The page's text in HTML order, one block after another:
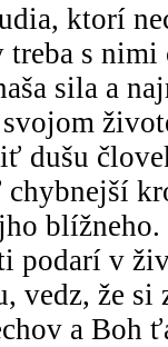
ktorí
s
sila a
dušu
podarí v
vedz, že si
a Boh